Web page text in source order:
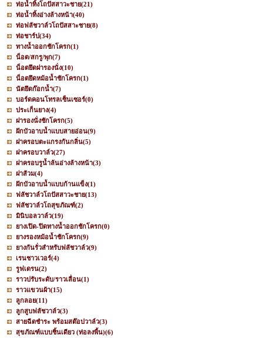
ท่อน้ำทิ้งโถปัสสาวะชาย(21)
ท่อน้ำทิ้งอ่างล้างหน้า(40)
ท่อฟลัชวาล์วโถปัสสาะชาย(8)
ท่อชาร์ป(34)
ทางน้ำออกชักโครก(1)
น็อต/สกรู/พุก(7)
น็อตยึดฝารองนั่ง(10)
น็อตยึดหม้อน้ำชักโครก(1)
นัตยึดก๊อกน้ำ(7)
บอร์ดคอนโทรลเซ็นเซอร์(0)
ประเก็นยาง(4)
ฝารองนั่งชักโครก(5)
ฝักบัวอาบน้ำแบบสายอ่อน(9)
ฝาครอบตะแกรงกันกลิ่น(5)
ฝาครอบวาล์ว(27)
ฝาครอบรูน้ำล้นอ่างล้างหน้า(3)
ฝาส้วม(4)
ฝักบัวอาบน้ำแบบก้านแข็ง(1)
ฟลัชวาล์วโถปัสสาวะชาย(13)
ฟลัชวาล์วโถสุขภัณฑ์(2)
มินิบอลวาล์ว(19)
ยางเปิด-ปิดทางน้ำออกชักโครก(0)
ยางรองหม้อน้ำชักโครก(9)
ยางกันรั่วสำหรับฟลัชวาล์ว(9)
เรนชาวเวอร์(4)
รูฟเดรน(2)
ราวปรับระดับ/ราวเลื่อน(1)
ราวแขวนผ้า(15)
ลูกลอย(11)
ลูกสูบฟลัชวาล์ว(3)
สายฉีดชำระ พร้อมสต๊อปวาล์ว(3)
สุขภัณฑ์แบบชิ้นเดียว (ท่อลงพื้น)(6)